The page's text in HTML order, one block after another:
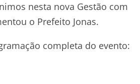
nesta nova Gestão com
o Prefeito Jonas.
completa do evento: